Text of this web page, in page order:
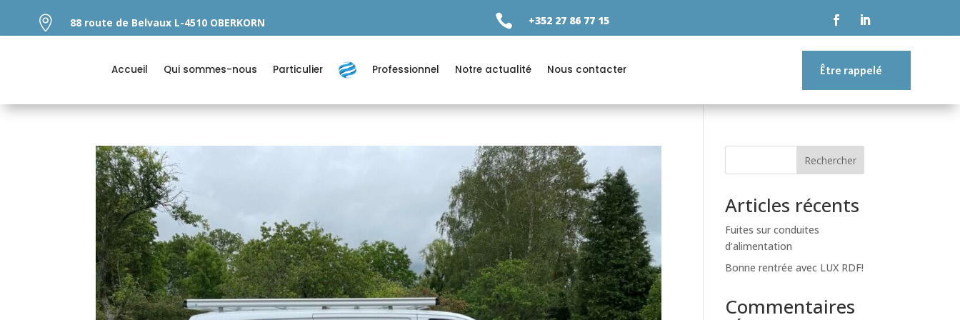
 88 route de Belvaux L-4510 OBERKORN  +352 27 86 77 15
Accueil Qui sommes-nous Particulier Professionnel Notre actualité Nous contacter Être rappelé
Rechercher
Articles récents
Fuites sur conduites
d’alimentation
Bonne rentrée avec LUX RDF!
Commentaires